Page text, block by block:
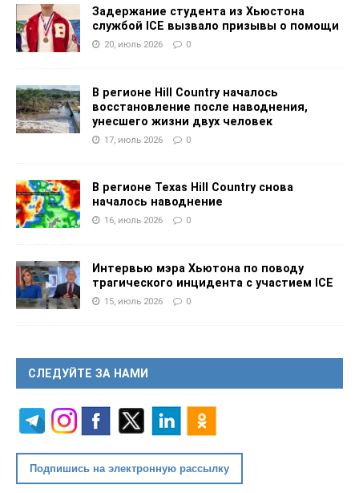
Задержание студента из Хьюстона
службой ICE вызвало призывы о помощи
20, июль 2026 0
В регионе Hill Country началось
восстановление после наводнения,
унесшего жизни двух человек
17, июль 2026 0
В регионе Texas Hill Country снова
началось наводнение
16, июль 2026 0
Интервью мэра Хьютона по поводу
трагического инцидента с участием ICE
15, июль 2026 0
СЛЕДУЙТЕ ЗА НАМИ
Подпишись на электронную рассылку